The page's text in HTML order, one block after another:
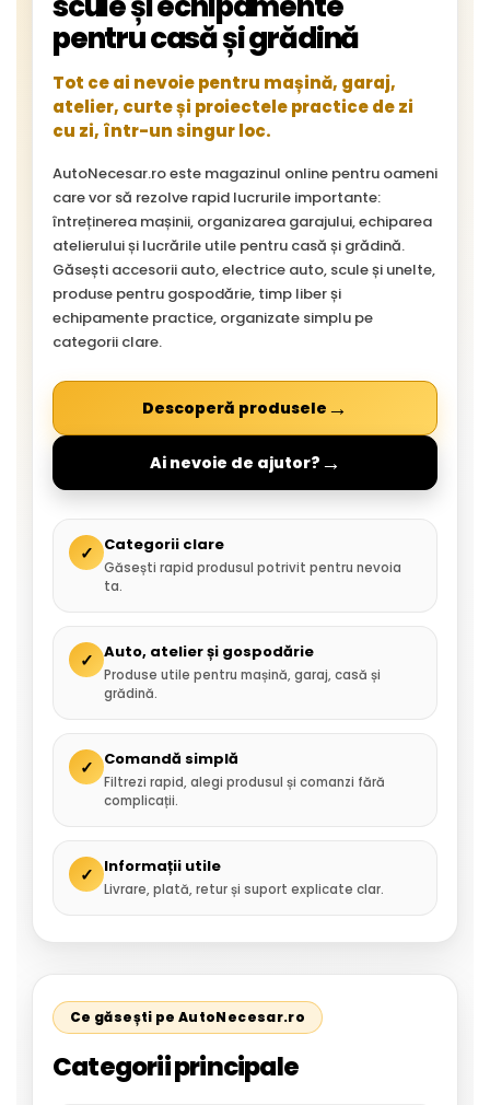
pentru casă și grădină
Tot ce ai nevoie pentru mașină, garaj,
atelier, curte și proiectele practice de zi
cu zi, într-un singur loc.
AutoNecesar.ro este magazinul online pentru oameni
care vor să rezolve rapid lucrurile importante:
întreținerea mașinii, organizarea garajului, echiparea
atelierului și lucrările utile pentru casă și grădină.
Găsești accesorii auto, electrice auto, scule și unelte,
produse pentru gospodărie, timp liber și
echipamente practice, organizate simplu pe
categorii clare.
Descoperă produsele →
Ai nevoie de ajutor? →
✓ Categorii clare
Găsești rapid produsul potrivit pentru nevoia
ta.
✓ Auto, atelier și gospodărie
Produse utile pentru mașină, garaj, casă și
grădină.
✓ Comandă simplă
Filtrezi rapid, alegi produsul și comanzi fără
complicații.
✓ Informații utile
Livrare, plată, retur și suport explicate clar.
Ce găsești pe AutoNecesar.ro
Categorii principale